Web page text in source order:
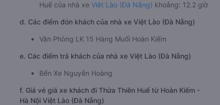
Huế của nhà xe Việt Lào (Đà Nẵng) khoảng: 12.2 giờ
d. Các điểm đón khách của nhà xe Việt Lào (Đà Nẵng)
Văn Phòng LK 15 Hàng Muối Hoàn Kiếm
e. Các điểm trả khách của nhà xe Việt Lào (Đà Nẵng)
Bến Xe Nguyễn Hoàng
f. Giá vé giá xe khách đi Thừa Thiên Huế từ Hoàn Kiếm -
Hà Nội Việt Lào (Đà Nẵng)